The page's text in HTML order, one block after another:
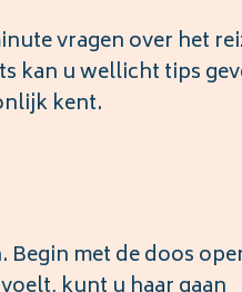
vragen over het
kan u wellicht tips
kent.
met de doos